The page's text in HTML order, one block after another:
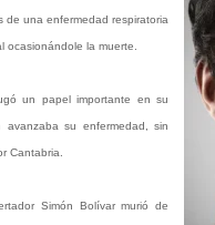
de una enfermedad respiratoria
ocasionándole la muerte.
un papel importante en su
su enfermedad, sin
Cantabria.
Simón Bolívar murió de